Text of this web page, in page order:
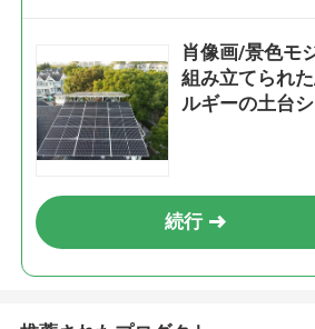
肖像画/景色モ
組み立てられ
ルギーの土台
続行